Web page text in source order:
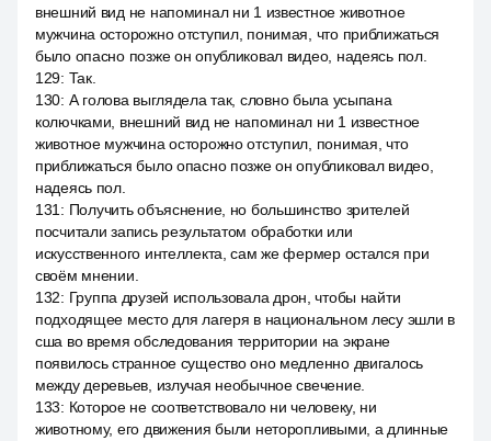
внешний вид не напоминал ни 1 известное животное
мужчина осторожно отступил, понимая, что приближаться
было опасно позже он опубликовал видео, надеясь пол.
129: Так.
130: А голова выглядела так, словно была усыпана
колючками, внешний вид не напоминал ни 1 известное
животное мужчина осторожно отступил, понимая, что
приближаться было опасно позже он опубликовал видео,
надеясь пол.
131 : Получить объяснение, но большинство зрителей
посчитали запись результатом обработки или
искусственного интеллекта, сам же фермер остался при
своём мнении.
132: Группа друзей использовала дрон, чтобы найти
подходящее место для лагеря в национальном лесу эшли в
сша во время обследования территории на экране
появилось странное существо оно медленно двигалось
между деревьев, излучая необычное свечение.
133: Которое не соответствовало ни человеку, ни
животному, его движения были неторопливыми, а длинные